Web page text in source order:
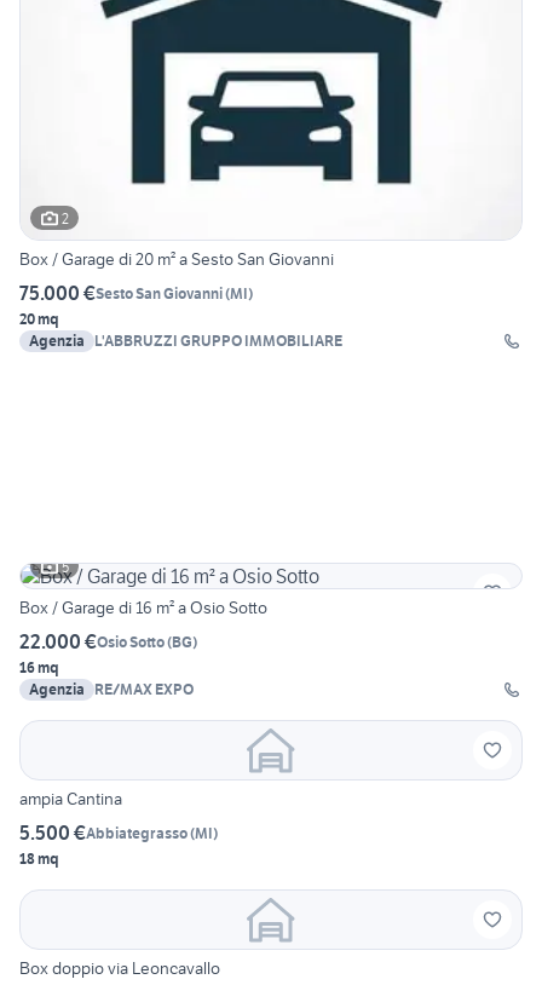
2
Box / Garage di 20 m² a Sesto San Giovanni
75.000 €Sesto San Giovanni(MI)
20 mq
Agenzia
L'ABBRUZZI GRUPPO IMMOBILIARE
5
Box / Garage di 16 m² a Osio Sotto
22.000 €Osio Sotto(BG)
16 mq
Agenzia
RE/MAX EXPO
ampia Cantina
5.500 €Abbiategrasso(MI)
18 mq
Box doppio via Leoncavallo